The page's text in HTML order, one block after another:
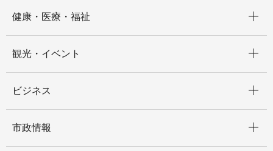
健康・医療・福祉
観光・イベント
ビジネス
市政情報